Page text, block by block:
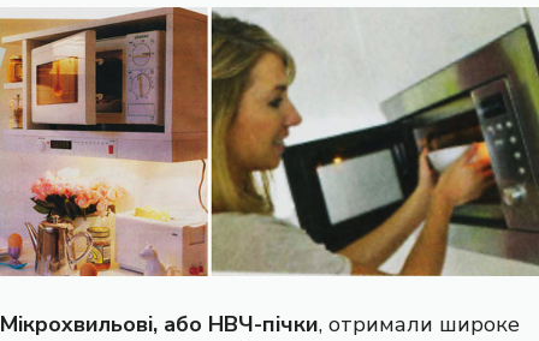
Мікрохвильові, або НВЧ-пічки, отримали широке